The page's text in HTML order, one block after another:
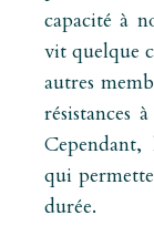
capacité à
vit quelque
autres
résistances
Cependant,
qui
durée.